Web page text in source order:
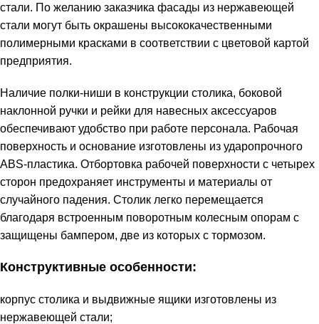
стали. По желанию заказчика фасады из нержавеющей
стали могут быть окрашены высококачественными
полимерными красками в соответствии с цветовой картой
предприятия.
Наличие полки-ниши в конструкции столика, боковой
наклонной ручки и рейки для навесных аксессуаров
обеспечивают удобство при работе персонала. Рабочая
поверхность и основание изготовлены из ударопрочного
ABS-пластика. Отбортовка рабочей поверхности с четырех
сторон предохраняет инструменты и материалы от
случайного падения. Столик легко перемещается
благодаря встроенным поворотным колесным опорам с
защищены бампером, две из которых с тормозом.
Конструктивные особенности:
корпус столика и выдвижные ящики изготовлены из
нержавеющей стали;